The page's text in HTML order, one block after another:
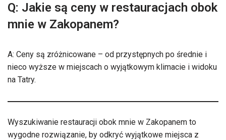
Q: Jakie są ceny w restauracjach obok
mnie w Zakopanem?
A: Ceny są zróżnicowane – od przystępnych po średnie i
nieco wyższe w miejscach o wyjątkowym klimacie i widoku
na Tatry.
Wyszukiwanie restauracji obok mnie w Zakopanem to
wygodne rozwiązanie, by odkryć wyjątkowe miejsca z